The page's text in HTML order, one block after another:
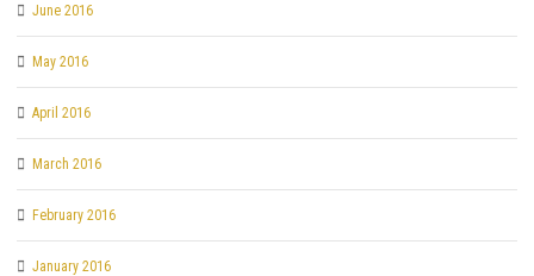
June 2016
May 2016
April 2016
March 2016
February 2016
January 2016